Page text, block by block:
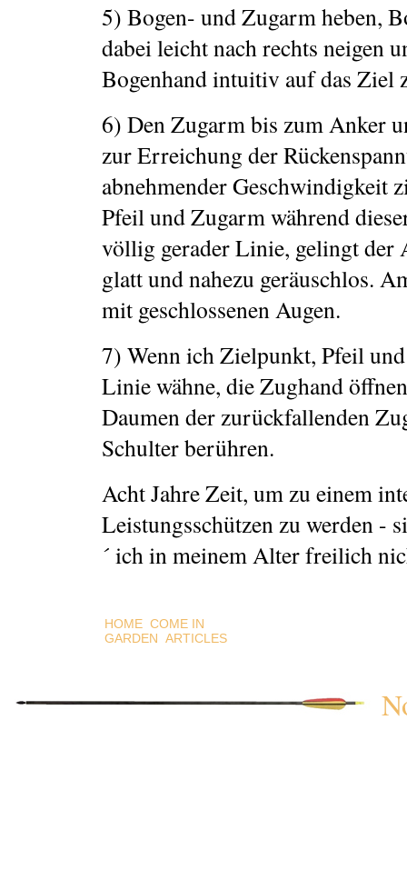
5) Bogen- und Zugarm heben,
dabei leicht nach rechts neigen
Bogenhand intuitiv auf das Ziel
6) Den Zugarm bis zum Anker
zur Erreichung der
abnehmender Geschwindigkeit
Pfeil und Zugarm während
völlig gerader Linie, gelingt der
glatt und nahezu geräuschlos.
mit geschlossenen Augen.
7) Wenn ich Zielpunkt, Pfeil
Linie wähne, die Zughand
Daumen der zurückfallenden
Schulter berühren.
Acht Jahre Zeit, um zu einem
Leistungsschützen zu werden -
´ ich in meinem Alter freilich
HOME COME IN
GARDEN ARTICLES